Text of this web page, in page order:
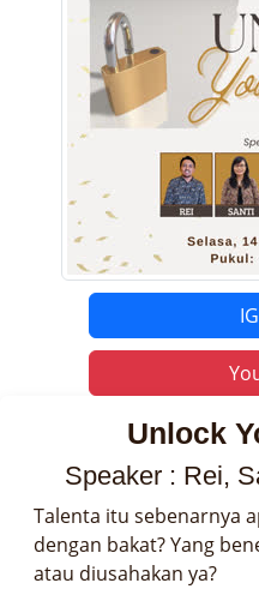
Unlock
Speaker : Rei,
Talenta itu sebenarnya
dengan bakat? Yang
atau diusahakan ya?